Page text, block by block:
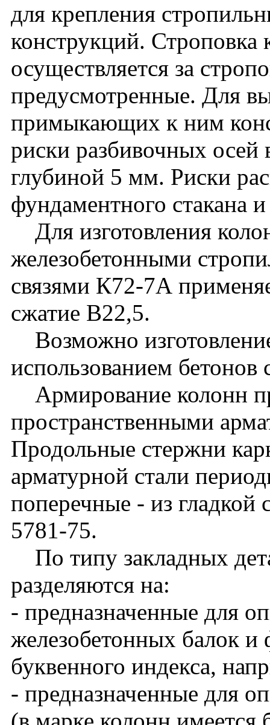
для крепления
конструкций. Строповка
осуществляется за
предусмотренные. Для
примыкающих к ним
риски разбивочных осей
глубиной 5 мм. Риски
фундаментного стакана
Для изготовления
железобетонными
связями К72-7А
сжатие В22,5.
Возможно
использованием
Армирование колонн
пространственными
Продольные стержни
арматурной стали
поперечные - из
5781-75.
По типу закладных
разделяются на:
- предназначенные для
железобетонных балок
буквенного индекса,
- предназначенные для